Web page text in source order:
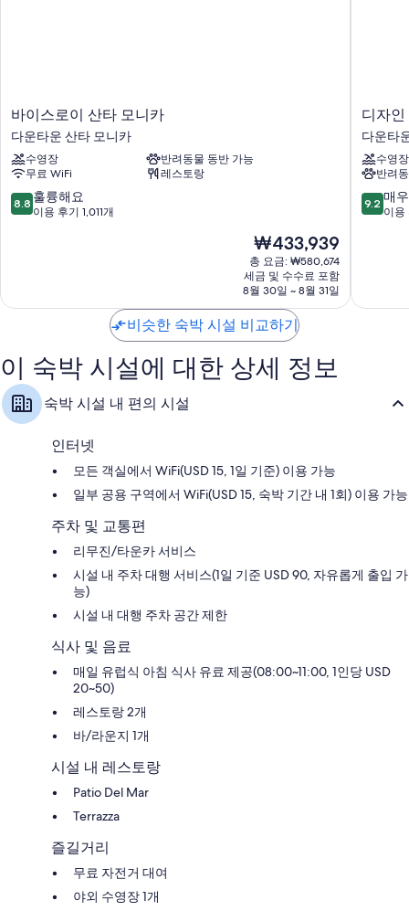
바
이
스
로
이
산
타
타
타
모
니
카
바이스로이 산타 모니카
다운타운 산타 모니카
수영장
반려동물 동반 가능
무료 WiFi
레스토랑
10
점
훌
요,
이
용
후
기
8.8 훌륭해요
이용 후기 1,011개
현
재
요
금
₩433,939
₩433,939
총 요금: ₩580,674
세금 및 수수료 포함
8월 30일 ~ 8월 31일
디
자
인
호
텔
즈
멤
카
타
디자
다운타
수영장
반려
10
점
매
개
9.2 매
이용
비슷한 숙박 시설 비교하기
이 숙박 시설에 대한 상세 정보
숙박 시설 내 편의 시설
인터넷
모든 객실에서 WiFi(USD 15, 1일 기준) 이용 가능
일부 공용 구역에서 WiFi(USD 15, 숙박 기간 내 1회) 이용 가능
주차 및 교통편
리무진/타운카 서비스
시설 내 주차 대행 서비스(1일 기준 USD 90, 자유롭게 출입 가
능)
시설 내 대행 주차 공간 제한
식사 및 음료
매일 유럽식 아침 식사 유료 제공(08:00~11:00, 1인당 USD
20~50)
레스토랑 2개
바/라운지 1개
시설 내 레스토랑
Patio Del Mar
Terrazza
즐길거리
무료 자전거 대여
야외 수영장 1개